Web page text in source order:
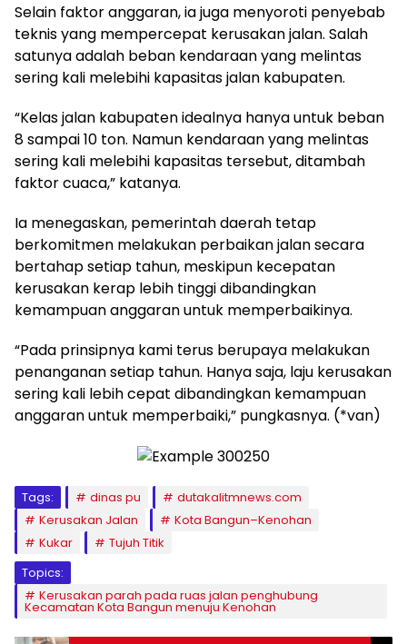
Selain faktor anggaran, ia juga menyoroti penyebab
teknis yang mempercepat kerusakan jalan. Salah
satunya adalah beban kendaraan yang melintas
sering kali melebihi kapasitas jalan kabupaten.
“Kelas jalan kabupaten idealnya hanya untuk beban
8 sampai 10 ton. Namun kendaraan yang melintas
sering kali melebihi kapasitas tersebut, ditambah
faktor cuaca,” katanya.
Ia menegaskan, pemerintah daerah tetap
berkomitmen melakukan perbaikan jalan secara
bertahap setiap tahun, meskipun kecepatan
kerusakan kerap lebih tinggi dibandingkan
kemampuan anggaran untuk memperbaikinya.
“Pada prinsipnya kami terus berupaya melakukan
penanganan setiap tahun. Hanya saja, laju kerusakan
sering kali lebih cepat dibandingkan kemampuan
anggaran untuk memperbaiki,” pungkasnya. (*van)
Tags: dinas pu
dutakalitmnews.com
Kerusakan Jalan
Kota Bangun–Kenohan
Kukar
Tujuh Titik
Topics:
Kerusakan parah pada ruas jalan penghubung
Kecamatan Kota Bangun menuju Kenohan